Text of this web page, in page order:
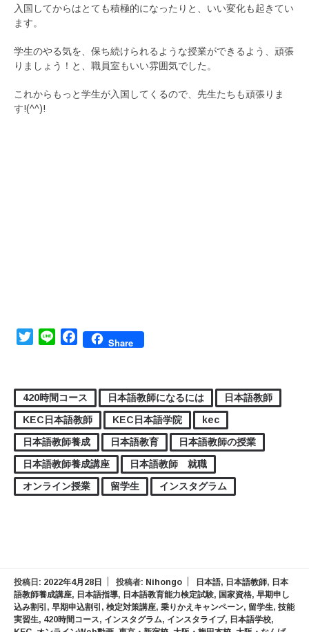
入国してからはとても積極的になったりと、いい変化も起きてい
ます。
学生のやる気を、保ち続けられるような授業ができるよう、頑張
りましょう！と、職員室もいい雰囲気でした。
これからもっと学生が入国してくるので、先生たちも頑張りま
す!(^^)!
TwitterLine FacebookShare
420時間コース 日本語教師になるには
日本語教師
KEC日本語教師
KEC日本語学院
kec
日本語教師養成
日本語教育
日本語教師の授業
日本語教師養成講座
日本語教師 就職
オンライン授業
留学生 インスタグラム
投稿日: 2022年4月28日 投稿者: Nihongo 日本語, 日本語教師, 日本
語教師養成講座, 日本語指導, 日本語教育能力検定試験, 国家資格, 早期申し
込み割引 , 早期申込割引 , 検定対策講座, 乗りかえキャンペーン, 留学生, 技能
実習生, 420時間コース, インスタグラム, インスタライブ, 日本語学校,